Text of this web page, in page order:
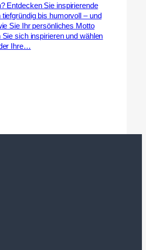
Entdecken Sie inspirierende
bis humorvoll – und
Sie Ihr persönliches Motto
sich inspirieren und wählen
Ihre…